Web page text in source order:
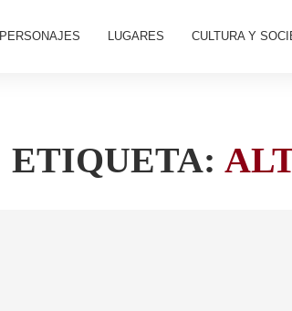
PERSONAJES LUGARES CULTURA Y
ETIQUETA: